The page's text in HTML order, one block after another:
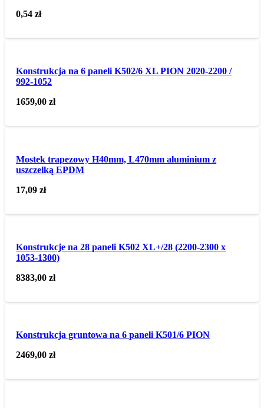
0,54zł
Konstrukcja na 6 paneli K502/6 XL PION 2020-2200 /
992-1052
1659,00zł
Mostek trapezowy H40mm, L470mm aluminium z
uszczelką EPDM
17,09zł
Konstrukcje na 28 paneli K502 XL+/28 (2200-2300 x
1053-1300)
8383,00zł
Konstrukcja gruntowa na 6 paneli K501/6 PION
2469,00zł